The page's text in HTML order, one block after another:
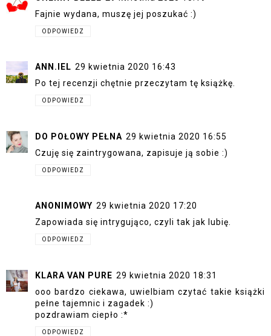
Fajnie wydana, muszę jej poszukać :)
ODPOWIEDZ
ANN.IEL 29 kwietnia 2020 16:43
Po tej recenzji chętnie przeczytam tę książkę.
ODPOWIEDZ
DO POŁOWY PEŁNA 29 kwietnia 2020 16:55
Czuję się zaintrygowana, zapisuje ją sobie :)
ODPOWIEDZ
ANONIMOWY 29 kwietnia 2020 17:20
Zapowiada się intrygująco, czyli tak jak lubię.
ODPOWIEDZ
KLARA VAN PURE 29 kwietnia 2020 18:31
ooo bardzo ciekawa, uwielbiam czytać takie książki
pełne tajemnic i zagadek :)
pozdrawiam ciepło :*
ODPOWIEDZ